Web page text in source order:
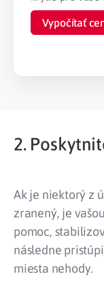
Vypočítať
2.
Ak je niektorý z
zranený, je
pomoc,
následne
miesta nehody.